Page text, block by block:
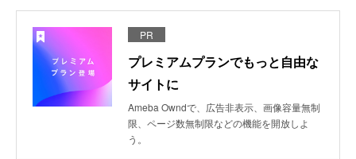
PR
プレミアムプランでもっと自由な
サイトに
Ameba Owndで、広告非表示、画像容量無制
限、ページ数無制限などの機能を開放しよ
う。